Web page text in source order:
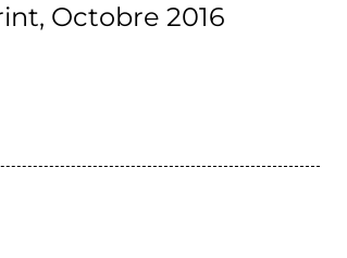
Octobre 2016